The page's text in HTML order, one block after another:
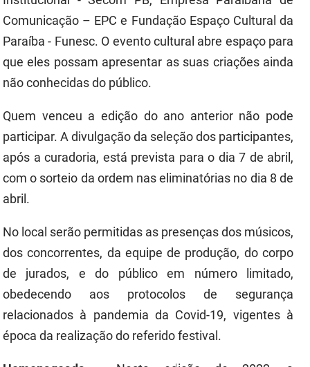
Comunicação – EPC e Fundação Espaço Cultural da
Paraíba - Funesc. O evento cultural abre espaço para
que eles possam apresentar as suas criações ainda
não conhecidas do público.
Quem venceu a edição do ano anterior não pode
participar. A divulgação da seleção dos participantes,
após a curadoria, está prevista para o dia 7 de abril,
com o sorteio da ordem nas eliminatórias no dia 8 de
abril.
No local serão permitidas as presenças dos músicos,
dos concorrentes, da equipe de produção, do corpo
de jurados, e do público em número limitado,
obedecendo aos protocolos de segurança
relacionados à pandemia da Covid-19, vigentes à
época da realização do referido festival.